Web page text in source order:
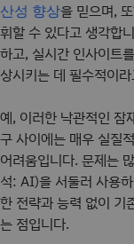
산성 향상을 믿으며,
휘할 수 있다고 생각합
하고, 실시간 인사이트
상시키는 데 필수적이
예, 이러한 낙관적인 잠
구 사이에는 매우 실질
어려움입니다. 문제는
석: AI)을 서둘러 사용
한 전략과 능력 없이 기
는 점입니다.